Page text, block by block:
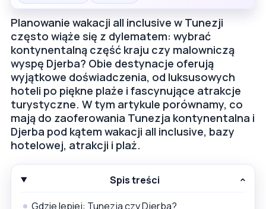
Planowanie wakacji all inclusive w Tunezji
często wiąże się z dylematem: wybrać
kontynentalną część kraju czy malowniczą
wyspę Djerba? Obie destynacje oferują
wyjątkowe doświadczenia, od luksusowych
hoteli po piękne plaże i fascynujące atrakcje
turystyczne. W tym artykule porównamy, co
mają do zaoferowania Tunezja kontynentalna i
Djerba pod kątem wakacji all inclusive, bazy
hotelowej, atrakcji i plaż.
Spis treści
Gdzie lepiej: Tunezja czy Djerba?